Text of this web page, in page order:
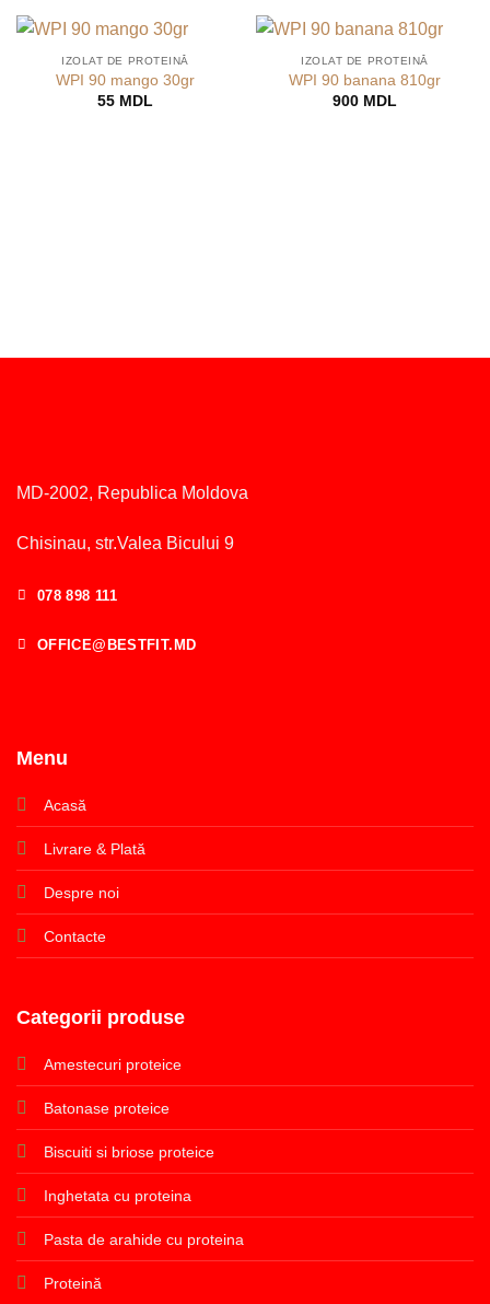
IZOLAT DE PROTEINĂ
WPI 90 mango 30gr
55 MDL
IZOLAT DE PROTEINĂ
WPI 90 banana 810gr
900 MDL
MD-2002, Republica Moldova
Chisinau, str.Valea Bicului 9
078 898 111
OFFICE@BESTFIT.MD
Menu
Acasă
Livrare & Plată
Despre noi
Contacte
Categorii produse
Amestecuri proteice
Batonase proteice
Biscuiti si briose proteice
Inghetata cu proteina
Pasta de arahide cu proteina
Proteină